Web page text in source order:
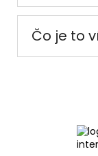
Čo je to